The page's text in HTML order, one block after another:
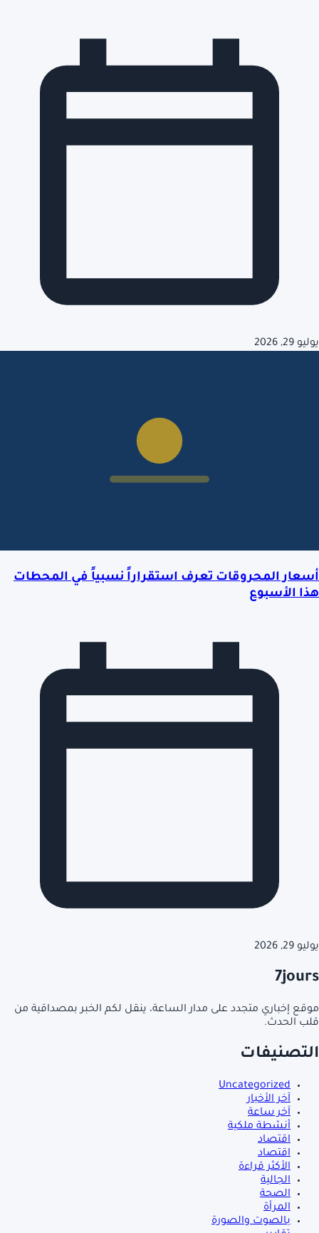
يوليو 29, 2026
أسعار المحروقات تعرف استقراراً نسبياً في المحطات
هذا الأسبوع
يوليو 29, 2026
7jours
موقع إخباري متجدد على مدار الساعة، ينقل لكم الخبر بمصداقية من
قلب الحدث.
التصنيفات
Uncategorized
آخر الأخبار
آخر ساعة
أنشطة ملكية
اقتصاد
اقتصاد
الأكثر قراءة
الجالية
الصحة
المرأة
بالصوت والصورة